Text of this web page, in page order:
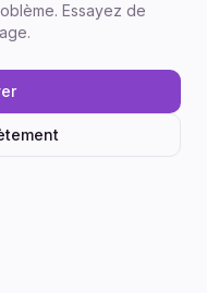
Essayez de